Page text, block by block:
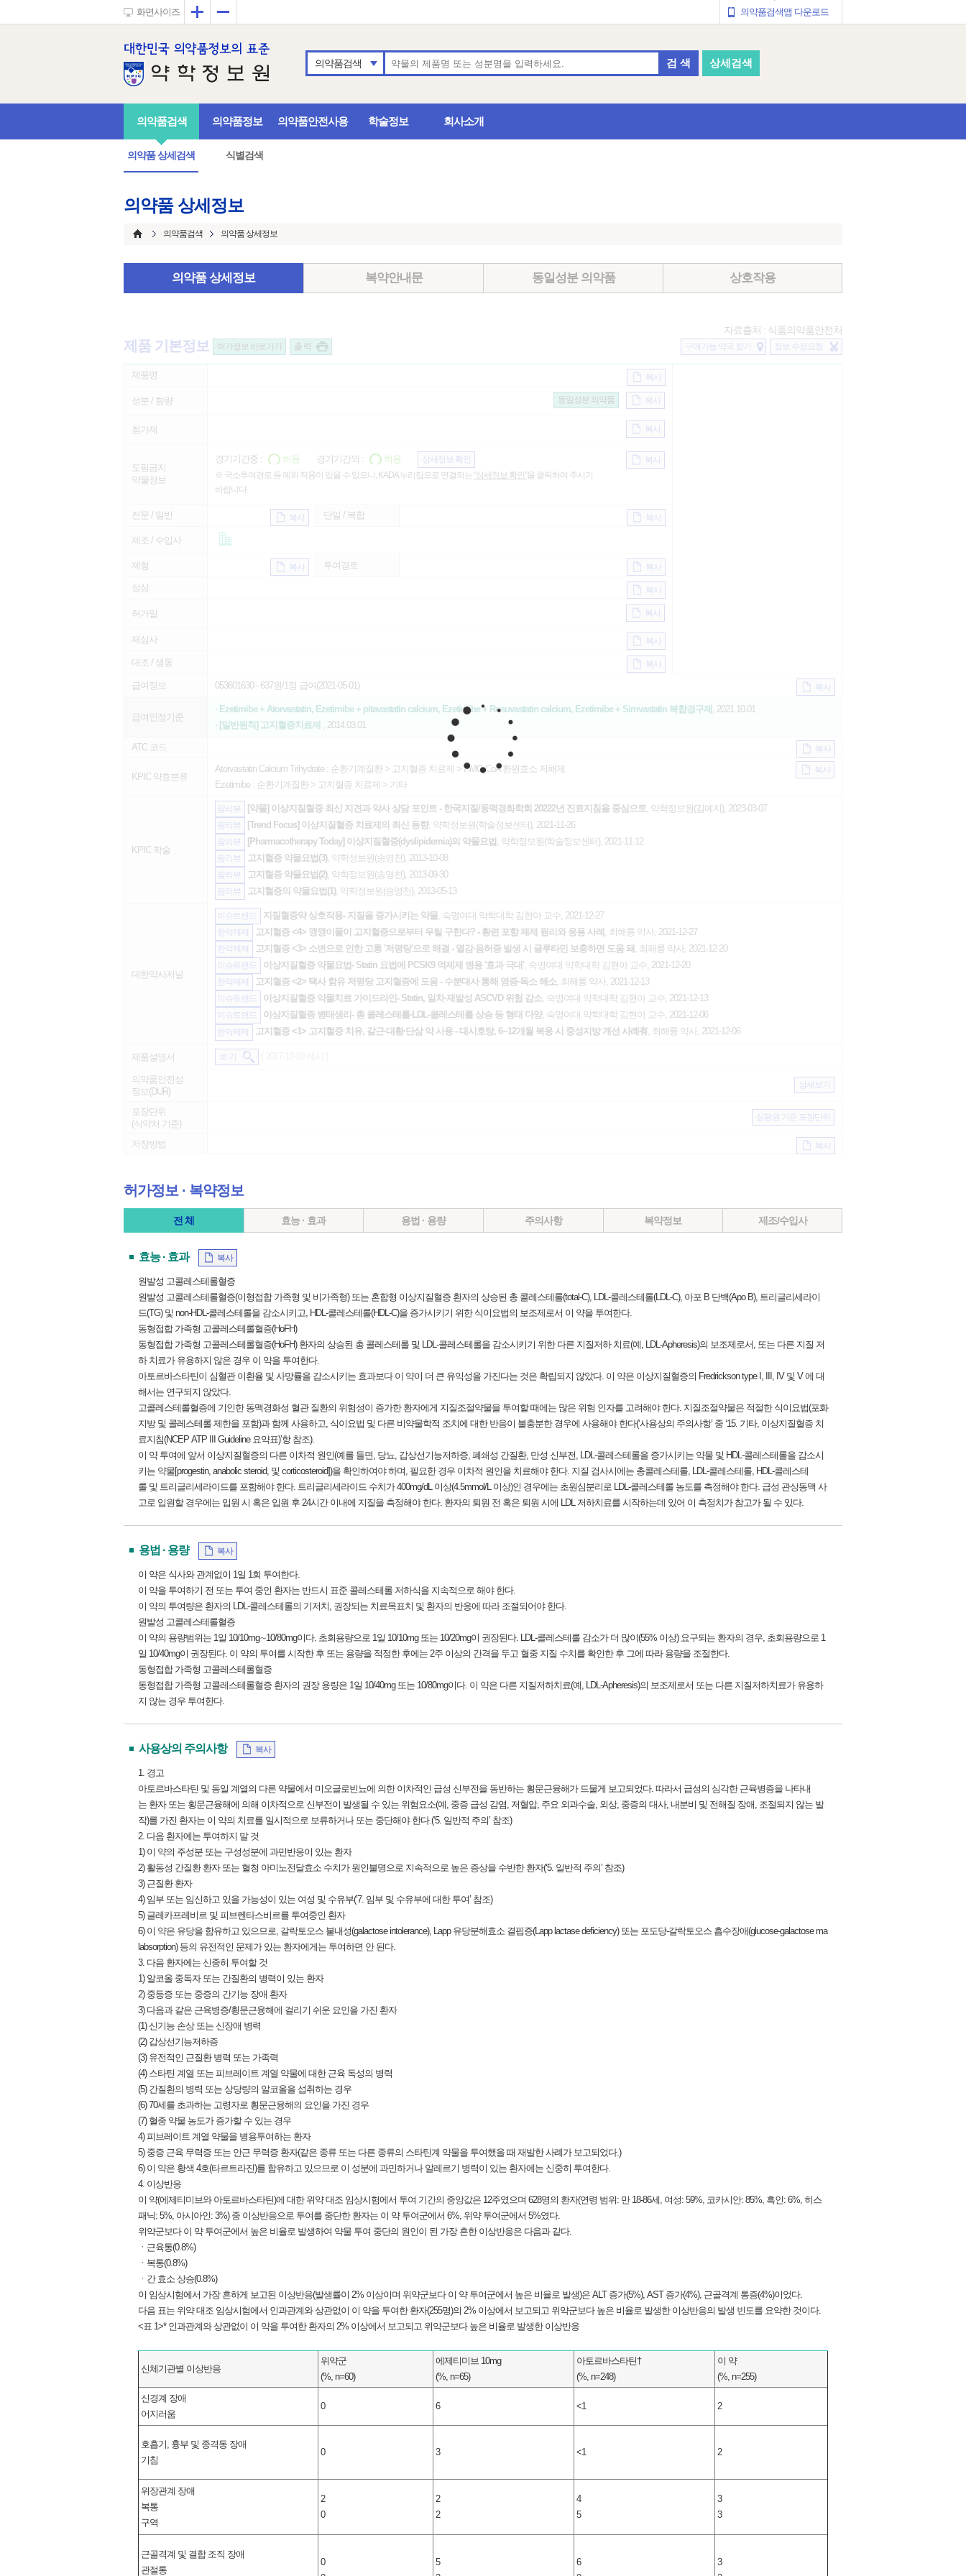
화면사이즈 확대 의약품검색앱 다운로드
의약품검색 검 색 상세검색
의약품검색
의약품 상세검색 식별검색
의약품정보 의약품안전사용 학술정보 회사소개
의약품 상세정보
의약품검색 의약품 상세정보
의약품 상세정보 복약안내문 동일성분 의약품 상호작용
자료출처 : 식품의약품안전처
제품 기본정보 허가정보 바로가기 출 력 정보 수정요청
구매가능 약국 찾기
제품명 복사
성분 / 함량 복사
동일성분 의약품
첨가제 복사
도핑금지
약물정보
복사
경기기간중 : 허용 경기기간외 : 허용
상세정보 확인
※ 국소투여경로 등 예외 적용이 있을 수 있으니, KADA 누리집으로 연결되는 "상세정보 확인"을 클릭하여 주시기
바랍니다.
전문 / 일반 복사 단일 / 복합 복사
제조 / 수입사
제형 복사 투여경로 복사
성상 복사
허가일 복사
재심사 복사
대조 / 생동 복사
급여정보 복사
053601630- 637원/1정 급여(2021-05-01)
급여인정기준
· Ezetimibe + Atorvastatin, Ezetimibe + pitavastatin calcium, Ezetimibe + Rosuvastatin calcium, Ezetimibe + Simvastatin 복합경구제 , 2021.10.01
· [일반원칙] 고지혈증치료제 , 2014.03.01
ATC 코드 복사
KPIC 약효분류
복사
Atorvastatin Calcium Trihydrate : 순환기계질환 > 고지혈증 치료제 > HMG-CoA 환원효소 저해제
Ezetimibe : 순환기계질환 > 고지혈증 치료제 > 기타
KPIC 학술
팜리뷰 [약물] 이상지질혈증 최신 지견과 약사 상담 포인트 - 한국지질/동맥경화학회 20222년 진료지침을 중심으로, 약학정보원(김예지), 2023-03-07
팜리뷰 [Trend Focus] 이상지질혈증 치료제의 최신 동향, 약학정보원(학술정보센터), 2021-11-26
팜리뷰 [Pharmacotherapy Today] 이상지질혈증(dyslipidemia)의 약물요법 , 약학정보원(학술정보센터), 2021-11-12
팜리뷰 고지혈증 약물요법(3), 약학정보원(송영천), 2013-10-08
팜리뷰 고지혈증 약물요법(2), 약학정보원(송영천), 2013-09-30
팜리뷰 고지혈증의 약물요법(1), 약학정보원(송영천), 2013-05-13
대한약사저널
이슈트랜드 지질혈증약 상호작용- 지질을 증가시키는 약물, 숙명여대 약학대학 김현아 교수, 2021-12-27
한약제제 고지혈증 <4> 깽깽이풀이 고지혈증으로부터 우릴 구한다? - 황련 포함 제제 원리와 응용 사례 , 최해륭 약사, 2021-12-27
한약제제 고지혈증 <3> 소변으로 인한 고통 '저령탕'으로 해결 - 열감·음허증 발생 시 글루타민 보충하면 도움 돼 , 최해륭 약사, 2021-12-20
이슈트랜드 이상지질혈증 약물요법- Statin 요법에 PCSK9 억제제 병용 '효과 극대', 숙명여대 약학대학 김현아 교수, 2021-12-20
한약제제 고지혈증 <2> 택사 함유 저령탕 고지혈증에 도움 - 수분대사 통해 염증·독소 해소, 최해륭 약사, 2021-12-13
이슈트랜드 이상지질혈증 약물치료 가이드라인- Statin, 일차·재발성 ASCVD 위험 감소, 숙명여대 약학대학 김현아 교수, 2021-12-13
이슈트랜드 이상지질혈증 병태생리- 총 콜레스테롤·LDL-콜레스테롤 상승 등 형태 다양, 숙명여대 약학대학 김현아 교수, 2021-12-06
한약제제 고지혈증 <1> 고지혈증 치유, 갈근·대황·단삼 약 사용 - 대시호탕, 6~12개월 복용 시 중성지방 개선 사례有, 최해륭 약사, 2021-12-06
제품설명서 보 기
의약품안전성
정보(DUR)
상세보기
포장단위
(식약처 기준)
심평원 기준 포장단위
저장방법 복사
허가정보 ∙ 복약정보
전 체 효능 · 효과 용법 · 용량 주의사항 복약정보 제조/수입사
효능 · 효과 복사
원발성 고콜레스테롤혈증
원발성 고콜레스테롤혈증(이형접합 가족형 및 비가족형) 또는 혼합형 이상지질혈증 환자의 상승된 총 콜레스테롤(total-C), LDL-콜레스테롤(LDL-C), 아포 B 단백(Apo B), 트리글리세라이
드(TG) 및 non-HDL-콜레스테롤을 감소시키고, HDL-콜레스테롤(HDL-C)을 증가시키기 위한 식이요법의 보조제로서 이 약을 투여한다.
동형접합 가족형 고콜레스테롤혈증(HoFH)
동형접합 가족형 고콜레스테롤혈증(HoFH) 환자의 상승된 총 콜레스테롤 및 LDL-콜레스테롤을 감소시키기 위한 다른 지질저하 치료(예, LDL-Apheresis)의 보조제로서, 또는 다른 지질 저
하 치료가 유용하지 않은 경우 이 약을 투여한다.
아토르바스타틴이 심혈관 이환율 및 사망률을 감소시키는 효과보다 이 약이 더 큰 유익성을 가진다는 것은 확립되지 않았다. 이 약은 이상지질혈증의 Fredrickson type I, III, IV 및 V 에 대
해서는 연구되지 않았다.
고콜레스테롤혈증에 기인한 동맥경화성 혈관 질환의 위험성이 증가한 환자에게 지질조절약물을 투여할 때에는 많은 위험 인자를 고려해야 한다. 지질조절약물은 적절한 식이요법(포화
지방 및 콜레스테롤 제한을 포함)과 함께 사용하고, 식이요법 및 다른 비약물학적 조치에 대한 반응이 불충분한 경우에 사용해야 한다(‘사용상의 주의사항’ 중 ‘15. 기타, 이상지질혈증 치
료지침(NCEP ATP III Guideline 요약표)’항 참조).
이 약 투여에 앞서 이상지질혈증의 다른 이차적 원인(예를 들면, 당뇨, 갑상선기능저하증, 폐쇄성 간질환, 만성 신부전, LDL-콜레스테롤을 증가시키는 약물 및 HDL-콜레스테롤을 감소시
키는 약물[progestin, anabolic steroid, 및 corticosteroid])을 확인하여야 하며, 필요한 경우 이차적 원인을 치료해야 한다. 지질 검사시에는 총콜레스테롤, LDL-콜레스테롤, HDL-콜레스테
롤 및 트리글리세라이드를 포함해야 한다. 트리글리세라이드 수치가 400mg/dL 이상(4.5mmol/L 이상)인 경우에는 초원심분리로 LDL-콜레스테롤 농도를 측정해야 한다. 급성 관상동맥 사
고로 입원할 경우에는 입원 시 혹은 입원 후 24시간 이내에 지질을 측정해야 한다. 환자의 퇴원 전 혹은 퇴원 시에 LDL 저하치료를 시작하는데 있어 이 측정치가 참고가 될 수 있다.
용법 · 용량 복사
이 약은 식사와 관계없이 1일 1회 투여한다.
이 약을 투여하기 전 또는 투여 중인 환자는 반드시 표준 콜레스테롤 저하식을 지속적으로 해야 한다.
이 약의 투여량은 환자의 LDL-콜레스테롤의 기저치, 권장되는 치료목표치 및 환자의 반응에 따라 조절되어야 한다.
원발성 고콜레스테롤혈증
이 약의 용량범위는 1일 10/10mg∼10/80mg이다. 초회용량으로 1일 10/10mg 또는 10/20mg이 권장된다. LDL-콜레스테롤 감소가 더 많이(55% 이상) 요구되는 환자의 경우, 초회용량으로 1
일 10/40mg이 권장된다. 이 약의 투여를 시작한 후 또는 용량을 적정한 후에는 2주 이상의 간격을 두고 혈중 지질 수치를 확인한 후 그에 따라 용량을 조절한다.
동형접합 가족형 고콜레스테롤혈증
동형접합 가족형 고콜레스테롤혈증 환자의 권장 용량은 1일 10/40mg 또는 10/80mg이다. 이 약은 다른 지질저하치료(예, LDL-Apheresis)의 보조제로서 또는 다른 지질저하치료가 유용하
지 않는 경우 투여한다.
사용상의 주의사항 복사
1. 경고
아토르바스타틴 및 동일 계열의 다른 약물에서 미오글로빈뇨에 의한 이차적인 급성 신부전을 동반하는 횡문근융해가 드물게 보고되었다. 따라서 급성의 심각한 근육병증을 나타내
는 환자 또는 횡문근융해에 의해 이차적으로 신부전이 발생될 수 있는 위험요소(예, 중증 급성 감염, 저혈압, 주요 외과수술, 외상, 중증의 대사, 내분비 및 전해질 장애, 조절되지 않는 발
작)를 가진 환자는 이 약의 치료를 일시적으로 보류하거나 또는 중단해야 한다.(‘5. 일반적 주의’ 참조)
2. 다음 환자에는 투여하지 말 것
1) 이 약의 주성분 또는 구성성분에 과민반응이 있는 환자
2) 활동성 간질환 환자 또는 혈청 아미노전달효소 수치가 원인불명으로 지속적으로 높은 증상을 수반한 환자(‘5. 일반적 주의’ 참조)
3) 근질환 환자
4) 임부 또는 임신하고 있을 가능성이 있는 여성 및 수유부(‘7. 임부 및 수유부에 대한 투여’ 참조)
5) 글레카프레비르 및 피브렌타스비르를 투여중인 환자
6) 이 약은 유당을 함유하고 있으므로, 갈락토오스 불내성(galactose intolerance), Lapp 유당분해효소 결핍증(Lapp lactase deficiency) 또는 포도당-갈락토오스 흡수장애(glucose-galactose ma
labsorption) 등의 유전적인 문제가 있는 환자에게는 투여하면 안 된다.
3. 다음 환자에는 신중히 투여할 것
1) 알코올 중독자 또는 간질환의 병력이 있는 환자
2) 중등증 또는 중증의 간기능 장애 환자
3) 다음과 같은 근육병증/횡문근융해에 걸리기 쉬운 요인을 가진 환자
(1) 신기능 손상 또는 신장애 병력
(2) 갑상선기능저하증
(3) 유전적인 근질환 병력 또는 가족력
(4) 스타틴 계열 또는 피브레이트 계열 약물에 대한 근육 독성의 병력
(5) 간질환의 병력 또는 상당량의 알코올을 섭취하는 경우
(6) 70세를 초과하는 고령자로 횡문근융해의 요인을 가진 경우
(7) 혈중 약물 농도가 증가할 수 있는 경우
4) 피브레이트 계열 약물을 병용투여하는 환자
5) 중증 근육 무력증 또는 안근 무력증 환자(같은 종류 또는 다른 종류의 스타틴계 약물을 투여했을 때 재발한 사례가 보고되었다.)
6) 이 약은 황색 4호(타르트라진)를 함유하고 있으므로 이 성분에 과민하거나 알레르기 병력이 있는 환자에는 신중히 투여한다.
4. 이상반응
이 약(에제티미브와 아토르바스타틴)에 대한 위약 대조 임상시험에서 투여 기간의 중앙값은 12주였으며 628명의 환자(연령 범위: 만 18-86세, 여성: 59%, 코카시안: 85%, 흑인: 6%, 히스
패닉: 5%, 아시아인: 3%) 중 이상반응으로 투여를 중단한 환자는 이 약 투여군에서 6%, 위약 투여군에서 5%였다.
위약군보다 이 약 투여군에서 높은 비율로 발생하여 약물 투여 중단의 원인이 된 가장 흔한 이상반응은 다음과 같다.
ㆍ근육통(0.8%)
ㆍ복통(0.8%)
ㆍ간 효소 상승(0.8%)
이 임상시험에서 가장 흔하게 보고된 이상반응(발생률이 2% 이상이며 위약군보다 이 약 투여군에서 높은 비율로 발생)은 ALT 증가(5%), AST 증가(4%), 근골격계 통증(4%)이었다.
다음 표는 위약 대조 임상시험에서 인과관계와 상관없이 이 약을 투여한 환자(255명)의 2% 이상에서 보고되고 위약군보다 높은 비율로 발생한 이상반응의 발생 빈도를 요약한 것이다.
<표 1>* 인과관계와 상관없이 이 약을 투여한 환자의 2% 이상에서 보고되고 위약군보다 높은 비율로 발생한 이상반응
신체기관별 이상반응
위약군
(%, n=60)
에제티미브 10mg
(%, n=65)
아토르바스타틴†
(%, n=248)
이 약
(%, n=255)
신경계 장애
어지러움
0 6 <1 2
호흡기, 흉부 및 종격동 장애
기침
0 3 <1 2
위장관계 장애
복통
구역
2
0
2
2
4
5
3
3
근골격계 및 결합 조직 장애
관절통
0
5
6
3